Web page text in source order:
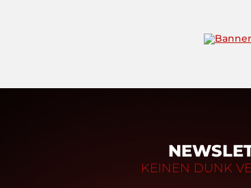
KEINEN DUNK